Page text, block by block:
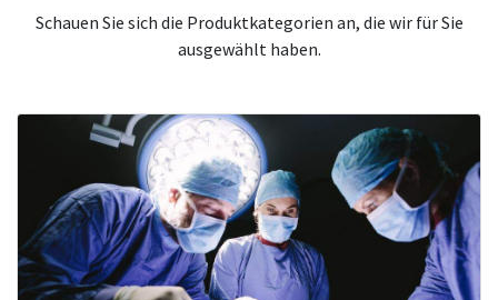
Schauen Sie sich die Produktkategorien an, die wir für Sie
ausgewählt haben.